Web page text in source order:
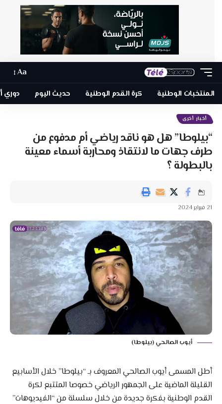
Aa
المنتخبات الوطنية كرة القدم الوطنية حديث اليوم دوري
أخبار أخرى
“بيلوطا” هل هو ناقد رياضي أم مدفوع من
طرف جهات ما لانتقاذ ومحاربة أسماء معينة
بالبطولة ؟
أيوب الصالحي (بيلوطا)
أطل المسمى أيوب الصالحي المعروف بـ “بيلوطا” خلال الأسابيع
القليلة الماضية على الجمهور الرياضي خصوصا المتتبع لكرة
القدم الوطنية بفكرة جديدة من خلال سلسلة من “الفيديوهات”